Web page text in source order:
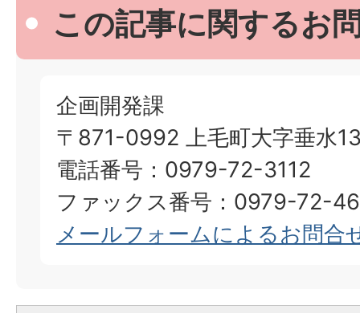
この記事に関するお
企画開発課
〒871-0992 上毛町大字垂水
電話番号：0979-72-3112
ファックス番号：0979-72-
メールフォームによるお問合